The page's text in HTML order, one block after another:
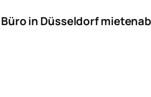
in Düsseldorf mieten